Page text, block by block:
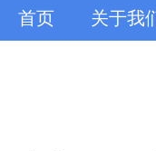
首页 关于我